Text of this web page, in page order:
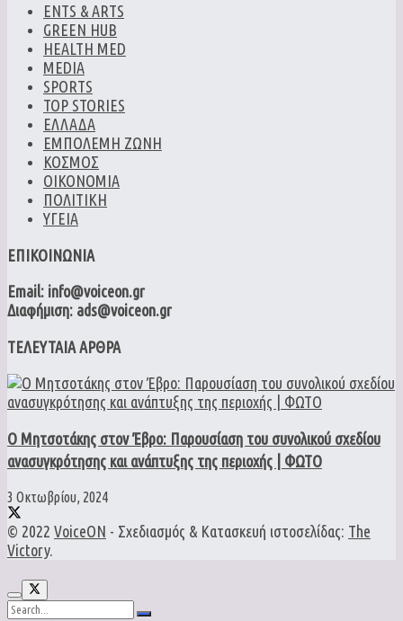
ENTS & ARTS
GREEN HUB
HEALTH MED
MEDIA
SPORTS
TOP STORIES
ΕΛΛΑΔΑ
ΕΜΠΟΛΕΜΗ ΖΩΝΗ
ΚΟΣΜΟΣ
ΟΙΚΟΝΟΜΙΑ
ΠΟΛΙΤΙΚΗ
ΥΓΕΙΑ
ΕΠΙΚΟΙΝΩΝΙΑ
Email: info@voiceon.gr
Διαφήμιση: ads@voiceon.gr
ΤΕΛΕΥΤΑΙΑ ΑΡΘΡΑ
Ο Μητσοτάκης στον Έβρο: Παρουσίαση του συνολικού σχεδίου
ανασυγκρότησης και ανάπτυξης της περιοχής | ΦΩΤΟ
3 Οκτωβρίου, 2024
© 2022 VoiceON - Σχεδιασμός & Κατασκευή ιστοσελίδας: The
Victory.